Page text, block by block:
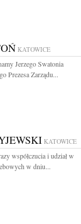
KATOWICE
Jerzego Swatonia
Prezesa Zarządu...
KATOWICE
współczucia i udział w
w dniu...